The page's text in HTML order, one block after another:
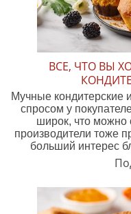
ВСЕ, ЧТО ВЫ
Мучные кондитерские
спросом у
широк, что можно
производители тоже
больший интерес